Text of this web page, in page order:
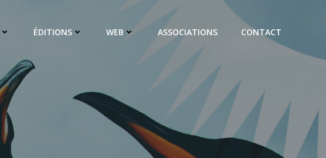
ÉDITIONS WEB ASSOCIATIONS CONTACT